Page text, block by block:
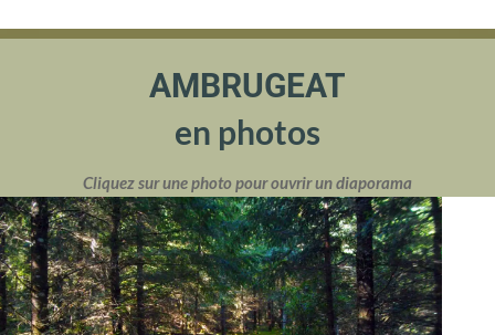
AMBRUGEAT
en photos
Cliquez sur une photo pour ouvrir un diaporama